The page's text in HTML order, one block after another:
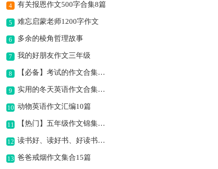
4 有关报恩作文500字合集8篇
5 难忘启蒙老师1200字作文
6 多余的棱角哲理故事
7 我的好朋友作文三年级
8 【必备】考试的作文合集8篇
9 实用的冬天英语作文合集10篇
10 动物英语作文汇编10篇
11 【热门】五年级作文锦集十篇
12 读书好、读好书、好读书作文
13 爸爸戒烟作文集合15篇